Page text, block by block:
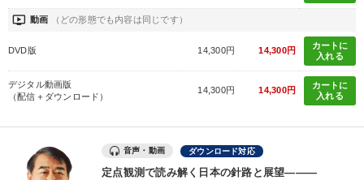
ondemand_video 動画 （どの形態でも内容は同じです）
DVD版 14,300円 14,300円
カートに
入れる
デジタル動画版
（配信＋ダウンロード）
14,300円 14,300円
カートに
入れる
音声・動画 ダウンロード対応
定点観測で読み解く日本の針路と展望―――